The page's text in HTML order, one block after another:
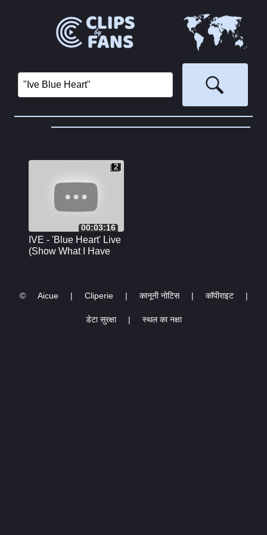
00:03:16
2
2
IVE - 'Blue Heart' Live
(Show What I Have
© Aicue | Cliperie | कानूनी नोटिस | कॉपीराइट |
डेटा सुरक्षा | स्थल का नक्षा